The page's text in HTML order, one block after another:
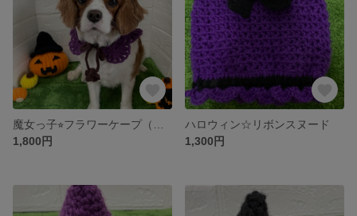
1,800円
ハロウィン☆リボンスヌード
1,300円